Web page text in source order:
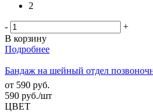
2
-
+
В корзину
Подробнее
Бандаж на шейный отдел
от 590 руб.
590 руб./шт
ЦВЕТ